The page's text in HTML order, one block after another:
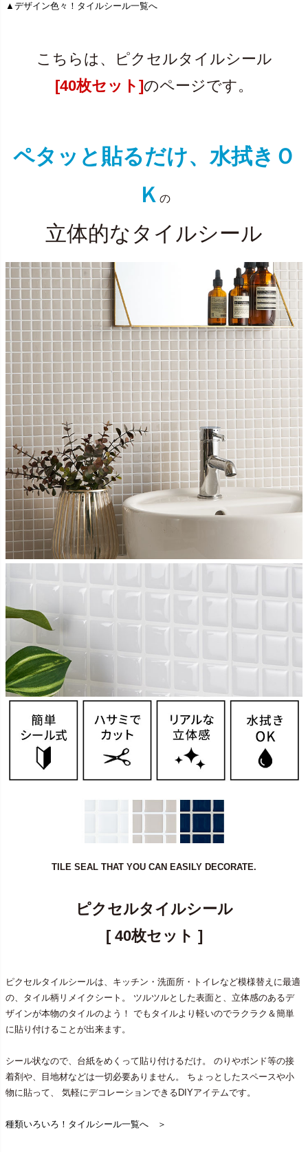
▲デザイン色々！タイルシール一覧へ
こちらは、ピクセルタイルシール
[40枚セット]のページです。
ペタッと貼るだけ、水拭きＯ
Ｋ の
立体的なタイルシール
TILE SEAL THAT YOU CAN EASILY DECORATE.
ピクセルタイルシール
[ 40枚セット ]
ピクセルタイルシールは、キッチン・洗面所・トイレなど模様替えに最適
の、タイル柄リメイクシート。 ツルツルとした表面と、立体感のあるデ
ザインが本物のタイルのよう！ でもタイルより軽いのでラクラク＆簡単
に貼り付けることが出来ます。
シール状なので、台紙をめくって貼り付けるだけ。 のりやボンド等の接
着剤や、目地材などは一切必要ありません。 ちょっとしたスペースや小
物に貼って、 気軽にデコレーションできるDIYアイテムです。
種類いろいろ！タイルシール一覧へ ＞